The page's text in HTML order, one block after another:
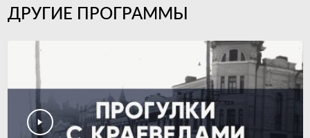
ДРУГИЕ ПРОГРАММЫ